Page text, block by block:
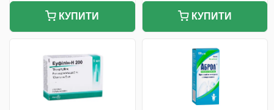
КУПИТИ КУПИТИ